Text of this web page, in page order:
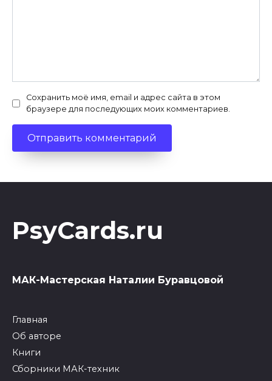
Сохранить моё имя, email и адрес сайта в этом
браузере для последующих моих комментариев.
PsyCards.ru
МАК-Мастерская Наталии Буравцовой
Главная
Об авторе
Книги
Сборники МАК-техник